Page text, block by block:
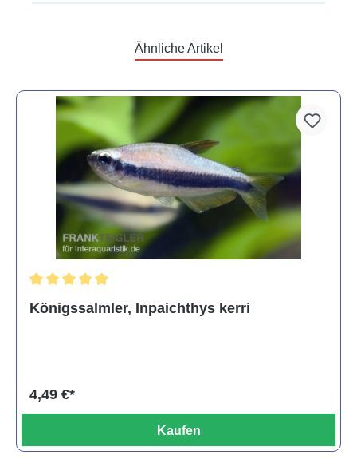
Ähnliche Artikel
Königssalmler, Inpaichthys kerri
4,49 €*
Kaufen